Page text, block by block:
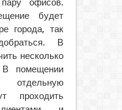
офисов.
будет
города, так
В
несколько
помещении
отдельную
проходить